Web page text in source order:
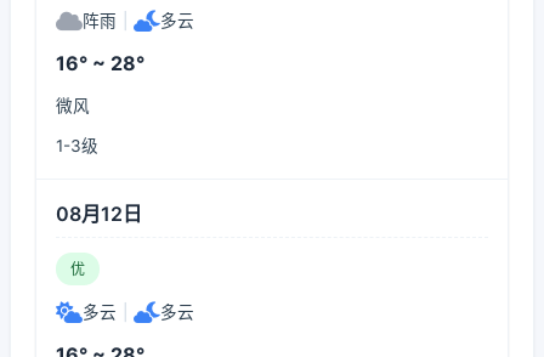
阵雨 多云
16° ~ 28°
微风
1-3级
08月12日
优
多云 多云